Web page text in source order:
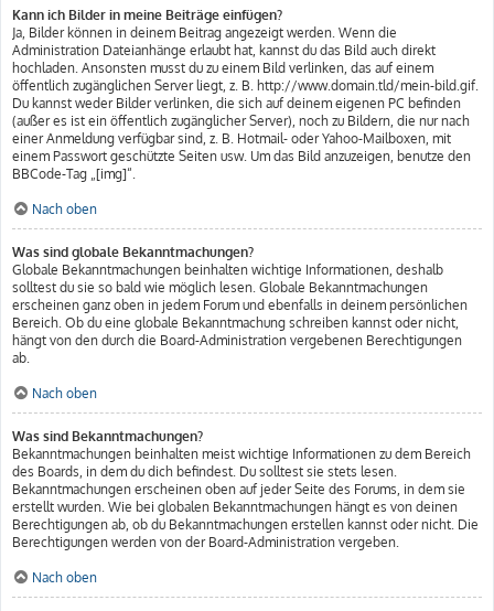
Kann ich Bilder in meine Beiträge einfügen?
Ja, Bilder können in deinem Beitrag angezeigt werden. Wenn die
Administration Dateianhänge erlaubt hat, kannst du das Bild auch direkt
hochladen. Ansonsten musst du zu einem Bild verlinken, das auf einem
öffentlich zugänglichen Server liegt, z. B. http://www.domain.tld/mein-bild.gif.
Du kannst weder Bilder verlinken, die sich auf deinem eigenen PC befinden
(außer es ist ein öffentlich zugänglicher Server), noch zu Bildern, die nur nach
einer Anmeldung verfügbar sind, z. B. Hotmail- oder Yahoo-Mailboxen, mit
einem Passwort geschützte Seiten usw. Um das Bild anzuzeigen, benutze den
BBCode-Tag „[img]“.
Nach oben
Was sind globale Bekanntmachungen?
Globale Bekanntmachungen beinhalten wichtige Informationen, deshalb
solltest du sie so bald wie möglich lesen. Globale Bekanntmachungen
erscheinen ganz oben in jedem Forum und ebenfalls in deinem persönlichen
Bereich. Ob du eine globale Bekanntmachung schreiben kannst oder nicht,
hängt von den durch die Board-Administration vergebenen Berechtigungen
ab.
Nach oben
Was sind Bekanntmachungen?
Bekanntmachungen beinhalten meist wichtige Informationen zu dem Bereich
des Boards, in dem du dich befindest. Du solltest sie stets lesen.
Bekanntmachungen erscheinen oben auf jeder Seite des Forums, in dem sie
erstellt wurden. Wie bei globalen Bekanntmachungen hängt es von deinen
Berechtigungen ab, ob du Bekanntmachungen erstellen kannst oder nicht. Die
Berechtigungen werden von der Board-Administration vergeben.
Nach oben